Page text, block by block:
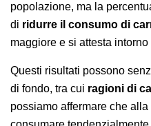
popolazione, ma la
di ridurre il consumo di
maggiore e si attesta intorno
Questi risultati possono
di fondo, tra cui ragioni di
possiamo affermare che